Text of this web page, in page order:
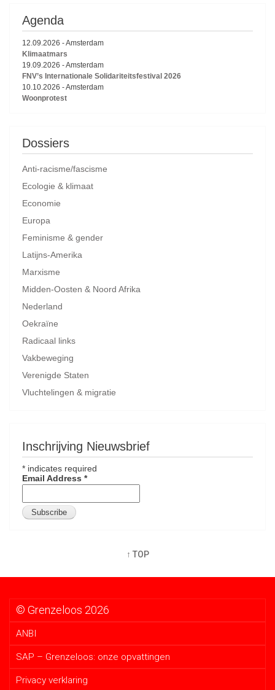
Agenda
12.09.2026 -Amsterdam
Klimaatmars
19.09.2026 -Amsterdam
FNV’s Internationale Solidariteitsfestival 2026
10.10.2026 -Amsterdam
Woonprotest
Dossiers
Anti-racisme/fascisme
Ecologie & klimaat
Economie
Europa
Feminisme & gender
Latijns-Amerika
Marxisme
Midden-Oosten & Noord Afrika
Nederland
Oekraïne
Radicaal links
Vakbeweging
Verenigde Staten
Vluchtelingen & migratie
Inschrijving Nieuwsbrief
* indicates required
Email Address *
↑ TOP
© Grenzeloos 2026
ANBI
SAP – Grenzeloos: onze opvattingen
Privacy verklaring